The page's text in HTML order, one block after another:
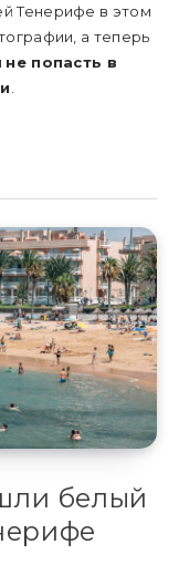
Тенерифе в этом
а теперь
не попасть в
.
белый